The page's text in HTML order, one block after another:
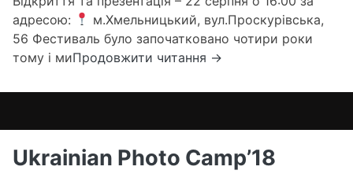
адресою:
м.Хмельницький, вул.Проскурівська,
56 Фестиваль було започатковано чотири роки
тому і миПродовжити читання Фотовиставка
Хортиці»,
Хмельницький
→
Ukrainian Photo Camp’18